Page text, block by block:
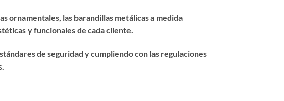
ornamentales, las barandillas metálicas a medida
y funcionales de cada cliente.
de seguridad y cumpliendo con las regulaciones